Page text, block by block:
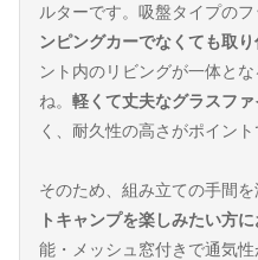
ルターです。吸盤タイプのフ
ンピングカーでなくても取
ント内のリビングが一体と
ね。 軽くて丈夫なグラスフ
く、耐久性の高さがポイント
そのため、組み立ての手間を
トキャンプを楽しみたい方に
能・メッシュ窓付きで通気